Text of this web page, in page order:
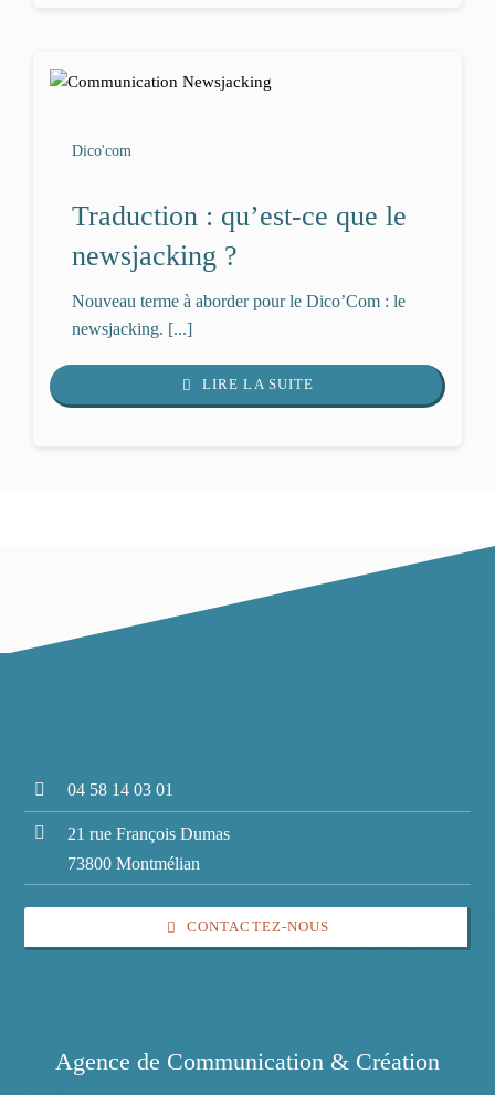
Dico'com
Traduction : qu’est-ce que le
newsjacking ?
Nouveau terme à aborder pour le Dico’Com : le
newsjacking. [...]
LIRE LA SUITE
04 58 14 03 01
21 rue François Dumas
73800 Montmélian
CONTACTEZ-NOUS
Agence de Communication & Création